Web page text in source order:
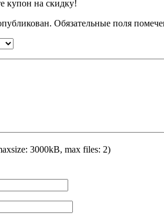
купон на скидку!
Обязательные поля
3000kB, max files: 2)